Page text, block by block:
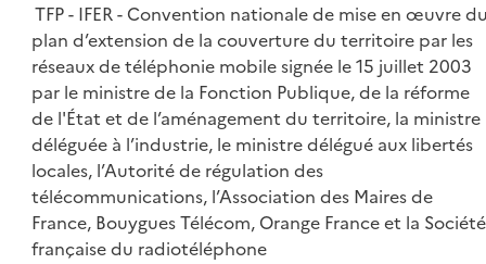
TFP - IFER - Convention nationale de mise en œuvre
plan d’extension de la couverture du territoire par les
réseaux de téléphonie mobile signée le 15 juillet 2003
par le ministre de la Fonction Publique, de la réforme
de l'État et de l’aménagement du territoire, la ministre
déléguée à l’industrie, le ministre délégué aux libertés
locales, l’Autorité de régulation des
télécommunications, l’Association des Maires de
France, Bouygues Télécom, Orange France et la Société
française du radiotéléphone